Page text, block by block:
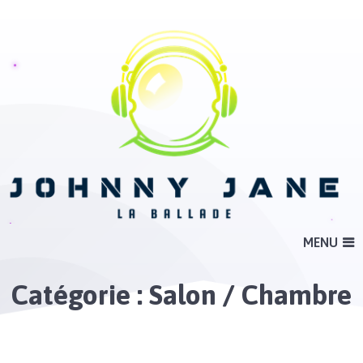
MENU
Catégorie :Salon / Chambre